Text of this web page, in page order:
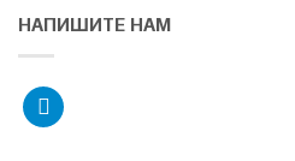
НАПИШИТЕ НАМ
telegram